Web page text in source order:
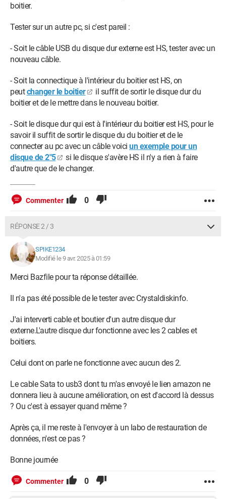
boitier.
Tester sur un autre pc, si c'est pareil :
- Soit le câble USB du disque dur externe est HS, tester avec un
nouveau câble.
- Soit la connectique à l'intérieur du boitier est HS, on
peutchanger le boitier
il suffit de sortir le disque dur du
boitier et de le mettre dans le nouveau boitier.
- Soit le disque dur qui est à l'intérieur du boitier est HS, pour le
savoir il suffit de sortir le disque du du boitier et de le
connecter au pc avec un câble voici un exemple pour un
disque de 2"5
si le disque s'avère HS il n'y a rien à faire
d'autre que de le changer.
Commenter 0
RÉPONSE 2 / 3
SPIKE1234
Modifié le 9 avr. 2025 à 01:59
Merci Bazfile pour ta réponse détaillée.
Il n'a pas été possible de le tester avec Crystaldiskinfo.
J'ai interverti cable et boutier d'un autre disque dur
externe.L'autre disque dur fonctionne avec les 2 cables et
boitiers.
Celui dont on parle ne fonctionne avec aucun des 2.
Le cable Sata to usb3 dont tu m'as envoyé le lien amazon ne
donnera lieu à aucune amélioration, on est d'accord là dessus
? Ou c'est à essayer quand même ?
Après ça, il me reste à l'envoyer à un labo de restauration de
données, n'est ce pas ?
Bonne journée
Commenter 0